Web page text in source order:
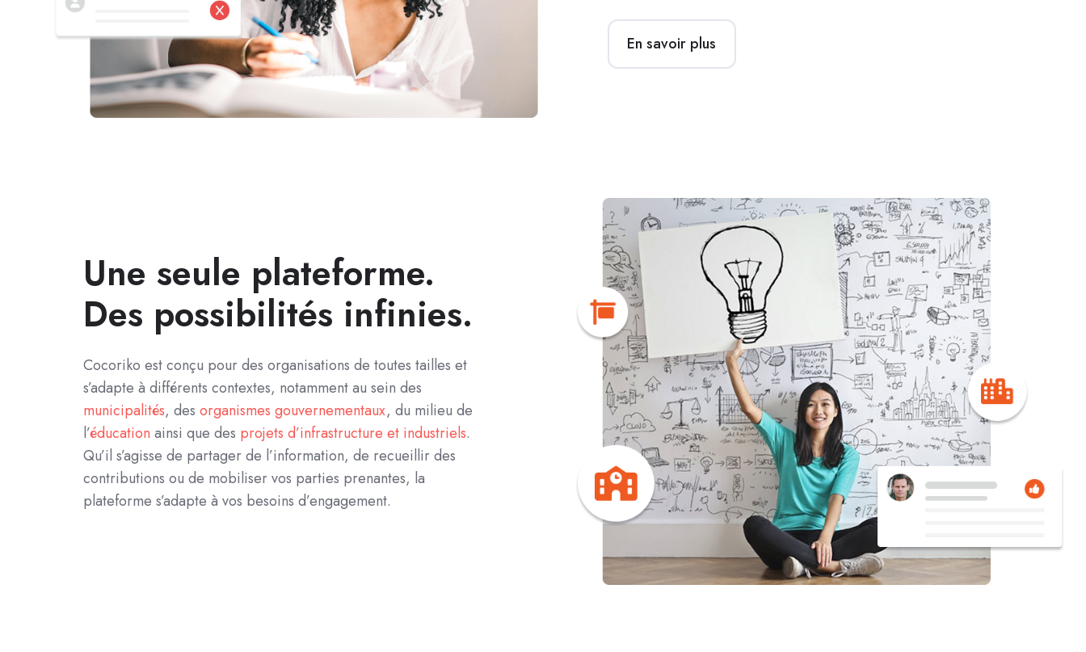
En savoir plus
Une seule plateforme.
Des possibilités infinies.
Cocoriko est conçu pour des organisations de toutes tailles et
s’adapte à différents contextes, notamment au sein des
municipalités, des organismes gouvernementaux, du milieu de
l’éducation ainsi que des projets d’infrastructure et industriels.
Qu’il s’agisse de partager de l’information, de recueillir des
contributions ou de mobiliser vos parties prenantes, la
plateforme s’adapte à vos besoins d’engagement.